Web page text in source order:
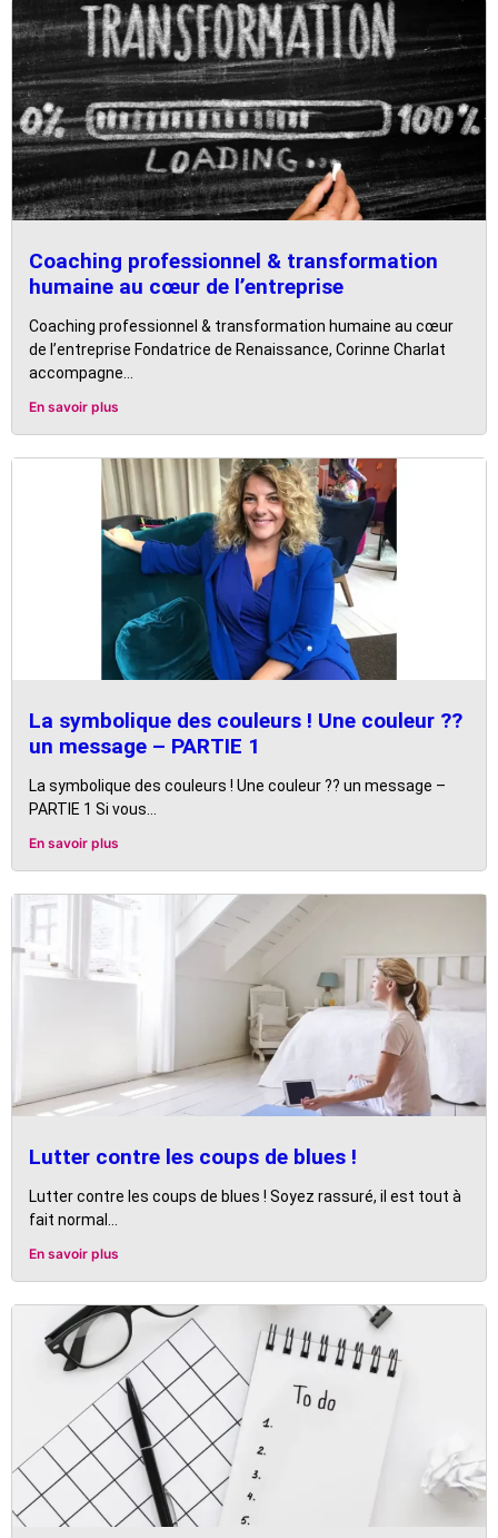
Coaching professionnel & transformation
humaine au cœur de l’entreprise
Coaching professionnel & transformation humaine au cœur
de l’entreprise Fondatrice de Renaissance, Corinne Charlat
accompagne...
En savoir plus
La symbolique des couleurs ! Une couleur ??
un message – PARTIE 1
La symbolique des couleurs ! Une couleur ?? un message –
PARTIE 1 Si vous...
En savoir plus
Lutter contre les coups de blues !
Lutter contre les coups de blues ! Soyez rassuré, il est tout à
fait normal...
En savoir plus